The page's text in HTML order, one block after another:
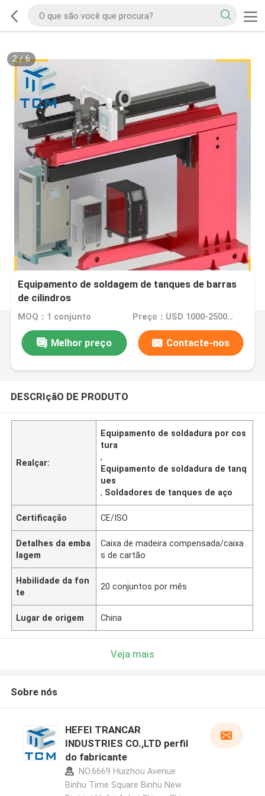
2/6
Equipamento de soldagem de tanques de barras
de cilindros
MOQ：1 conjunto Preço：USD 1000-25000 Dollar per set
Melhor preço Contacte-nos
DESCRIçãO DE PRODUTO
Realçar:
Equipamento de soldadura por cos
tura
,
Equipamento de soldadura de tanq
ues
, Soldadores de tanques de aço
Certificação CE/ISO
Detalhes da emba
lagem
Caixa de madeira compensada/caixa
s de cartão
Habilidade da fon
te
20 conjuntos por mês
Lugar de origem China
Veja mais
Sobre nós
HEFEI TRANCAR
INDUSTRIES CO.,LTD perfil
do fabricante
NO.6669 Huizhou Avenue
Binhu Time Square Binhu New